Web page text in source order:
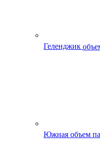
Геленджик
Южная объем